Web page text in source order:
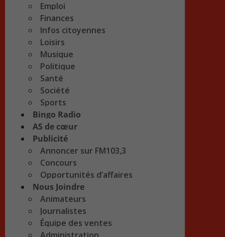
Emploi
Finances
Infos citoyennes
Loisirs
Musique
Politique
Santé
Société
Sports
Bingo Radio
AS de cœur
Publicité
Annoncer sur FM103,3
Concours
Opportunités d’affaires
Nous Joindre
Animateurs
Journalistes
Équipe des ventes